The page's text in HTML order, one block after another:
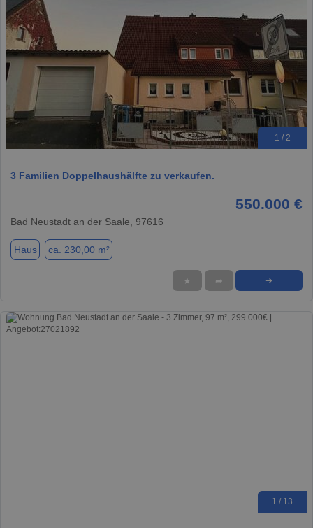
1 / 2
3 Familien Doppelhaushälfte zu verkaufen.
550.000 €
Bad Neustadt an der Saale, 97616
Haus ca. 230,00 m²
★ ➦ ➜
1 / 13